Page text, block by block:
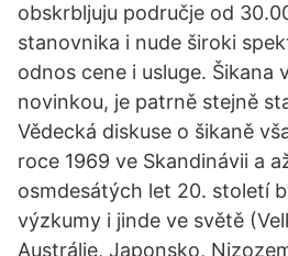
obskrbljuju područje od
stanovnika i nude široki
odnos cene i usluge. Šikana
novinkou, je patrně stejně
Vědecká diskuse o šikaně
roce 1969 ve Skandinávii a
osmdesátých let 20. století
výzkumy i jinde ve světě
Austrálie, Japonsko,